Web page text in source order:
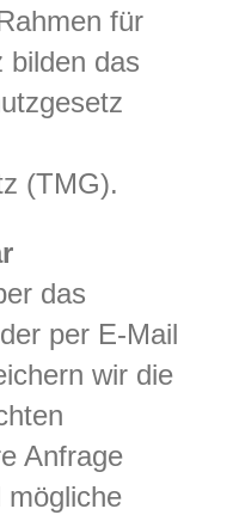
für
bilden das
(TMG).
das
per E-Mail
wir die
Anfrage
mögliche